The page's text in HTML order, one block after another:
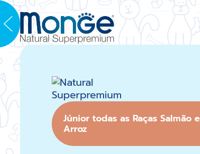
Júnior todas as Raças Salmão e
Arroz